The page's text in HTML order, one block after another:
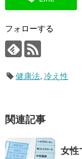
フォローする
健康法, 冷え性
関連記事
女性